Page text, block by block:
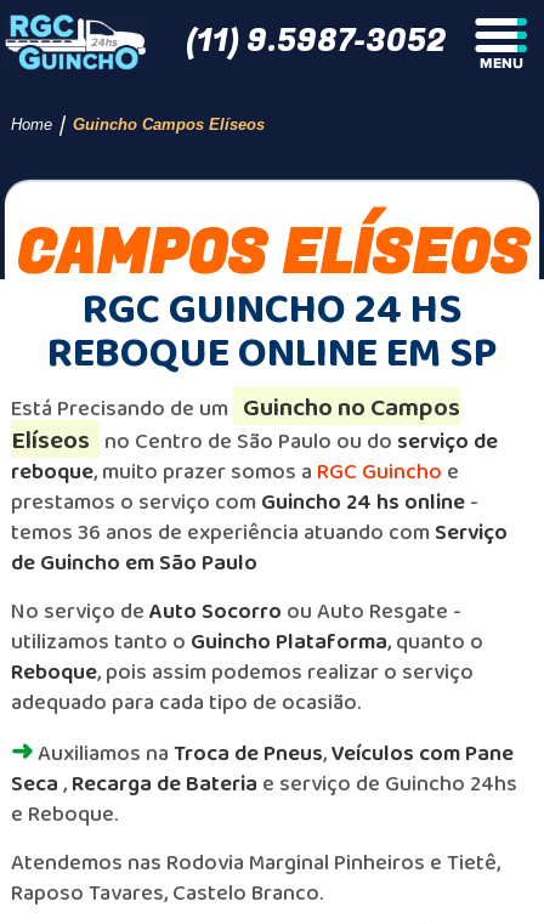
(11) 9.5987-3052
Home / Guincho Campos Elíseos
CAMPOS ELÍSEOS
RGC GUINCHO 24 HS
REBOQUE ONLINE EM SP
Está Precisando de um Guincho no Campos
Elíseos no Centro de São Paulo ou do serviço de
reboque, muito prazer somos a RGC Guincho e
prestamos o serviço comGuincho 24 hs online-
temos 36 anos de experiência atuando comServiço
de Guincho em São Paulo
No serviço deAuto Socorro ou Auto Resgate -
utilizamos tanto o Guincho Plataforma, quanto o
Reboque, pois assim podemos realizar o serviço
adequado para cada tipo de ocasião.
➜Auxiliamos naTroca de Pneus,Veículos com Pane
Seca,Recarga de Bateria e serviço de Guincho 24hs
e Reboque.
Atendemos nas Rodovia Marginal Pinheiros e Tietê,
Raposo Tavares, Castelo Branco.